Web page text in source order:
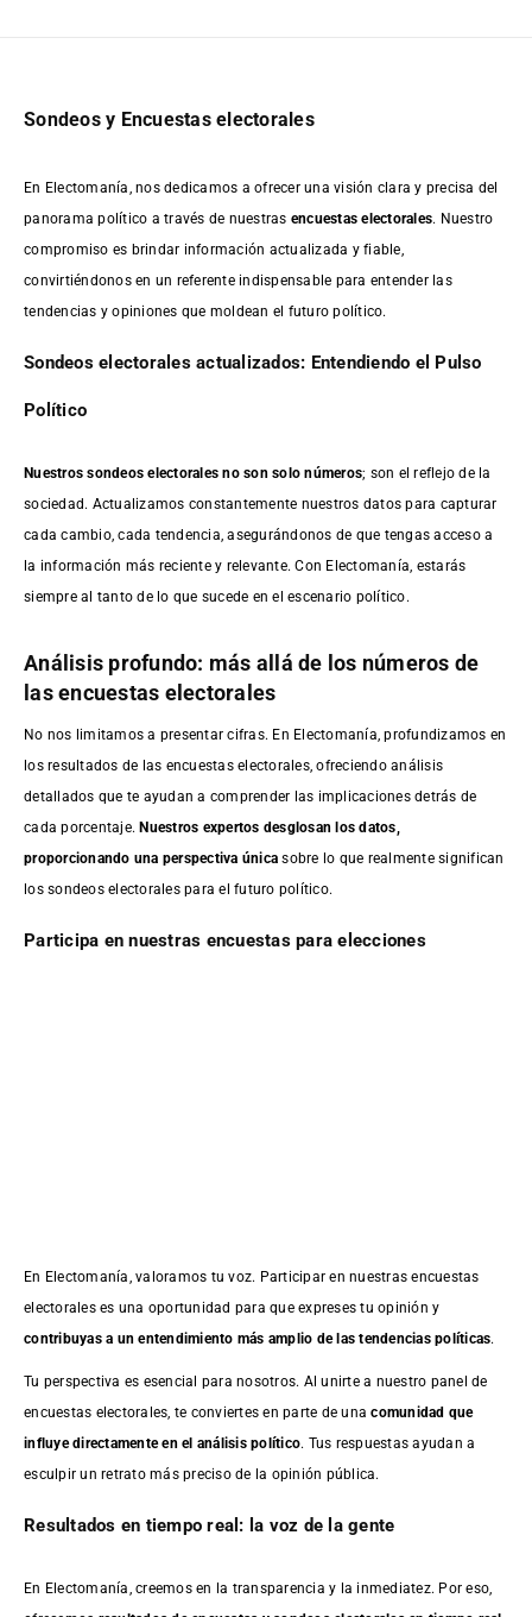
Sondeos y Encuestas electorales
En Electomanía, nos dedicamos a ofrecer una visión clara y precisa del
panorama político a través de nuestras encuestas electorales. Nuestro
compromiso es brindar información actualizada y fiable,
convirtiéndonos en un referente indispensable para entender las
tendencias y opiniones que moldean el futuro político.
Sondeos electorales actualizados: Entendiendo el Pulso
Político
Nuestros sondeos electorales no son solo números; son el reflejo de la
sociedad. Actualizamos constantemente nuestros datos para capturar
cada cambio, cada tendencia, asegurándonos de que tengas acceso a
la información más reciente y relevante. Con Electomanía, estarás
siempre al tanto de lo que sucede en el escenario político.
Análisis profundo: más allá de los números de
las encuestas electorales
No nos limitamos a presentar cifras. En Electomanía, profundizamos en
los resultados de las encuestas electorales, ofreciendo análisis
detallados que te ayudan a comprender las implicaciones detrás de
cada porcentaje.Nuestros expertos desglosan los datos,
proporcionando una perspectiva única sobre lo que realmente significan
los sondeos electorales para el futuro político.
Participa en nuestras encuestas para elecciones
En Electomanía, valoramos tu voz. Participar en nuestras encuestas
electorales es una oportunidad para que expreses tu opinión y
contribuyas a un entendimiento más amplio de las tendencias políticas.
Tu perspectiva es esencial para nosotros. Al unirte a nuestro panel de
encuestas electorales, te conviertes en parte de unacomunidad que
influye directamente en el análisis político. Tus respuestas ayudan a
esculpir un retrato más preciso de la opinión pública.
Resultados en tiempo real: la voz de la gente
En Electomanía, creemos en la transparencia y la inmediatez. Por eso,